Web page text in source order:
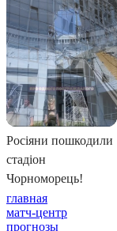
главная
матч-центр
прогнозы